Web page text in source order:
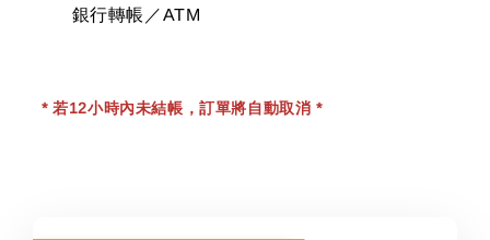
銀行轉帳／ATM
* 若12小時內未結帳，訂單將自動取消 *